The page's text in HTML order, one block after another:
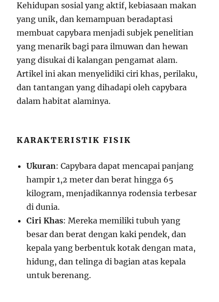
Kehidupan sosial yang aktif, kebiasaan makan
yang unik, dan kemampuan beradaptasi
membuat capybara menjadi subjek penelitian
yang menarik bagi para ilmuwan dan hewan
yang disukai di kalangan pengamat alam.
Artikel ini akan menyelidiki ciri khas, perilaku,
dan tantangan yang dihadapi oleh capybara
dalam habitat alaminya.
KARAKTERISTIK FISIK
Ukuran: Capybara dapat mencapai panjang
hampir 1,2 meter dan berat hingga 65
kilogram, menjadikannya rodensia terbesar
di dunia.
Ciri Khas: Mereka memiliki tubuh yang
besar dan berat dengan kaki pendek, dan
kepala yang berbentuk kotak dengan mata,
hidung, dan telinga di bagian atas kepala
untuk berenang.